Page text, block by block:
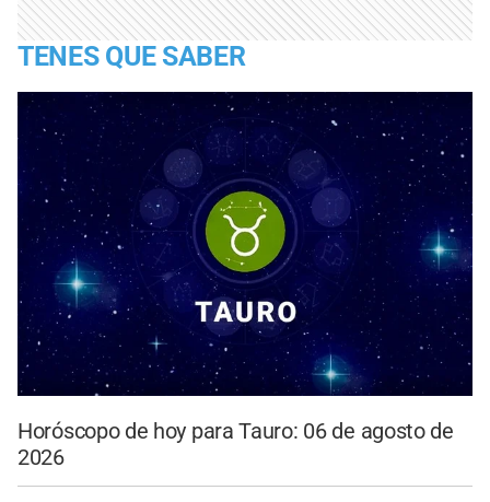
TENES QUE SABER
Horóscopo de hoy para Tauro: 06 de agosto de
2026